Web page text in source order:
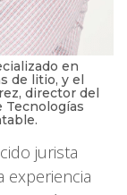
en
de litio, y el
director del
Tecnologías
jurista
experiencia